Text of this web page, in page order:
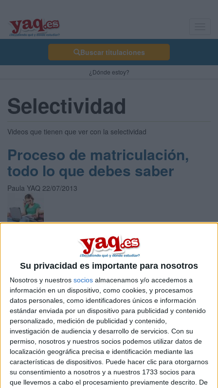
Su privacidad es importante para nosotros
Nosotros y nuestros socios almacenamos y/o accedemos a
información en un dispositivo, como cookies, y procesamos
datos personales, como identificadores únicos e información
estándar enviada por un dispositivo para publicidad y contenido
personalizado, medición de publicidad y contenido,
investigación de audiencia y desarrollo de servicios. Con su
permiso, nosotros y nuestros socios podemos utilizar datos de
localización geográfica precisa e identificación mediante las
características de dispositivos. Puede hacer clic para otorgarnos
su consentimiento a nosotros y a nuestros 1733 socios para
que llevemos a cabo el procesamiento previamente descrito. De
Buscar titulaciones
¿Dónde estoy?
Selectividad
Videos que tienen que ver con la selectividad
Proceso de matriculación,
todo lo que debes saber
Paula YAQ 22/07/2013
¡Felicidades! El instituto y la selectividad ya forman parte
del pasado, pero no te seques el sudor de la frente, aún no
estás en la universidad. Todavía te esperan unos días de
papeleo que tendrás que afrontar con atención y paciencia.
leer más
NOTAS DE CORTE
PIKI MARIA 27/06/2013
Hola, muy buenas. Vereis, el año pasado tenia un 5.514 en
selectividad, este año me presenté a subir nota con dos
asignaturas, en literatura universal he sacado un 6 y en geografia
un 3.
2 comentarios leer más